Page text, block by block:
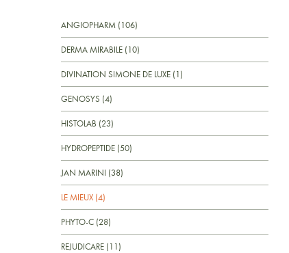
ANGIOPHARM (106)
DERMA MIRABILE (10)
DIVINATION SIMONE DE LUXE (1)
GENOSYS (4)
HISTOLAB (23)
HYDROPEPTIDE (50)
JAN MARINI (38)
LE MIEUX (4)
PHYTO-C (28)
REJUDICARE (11)